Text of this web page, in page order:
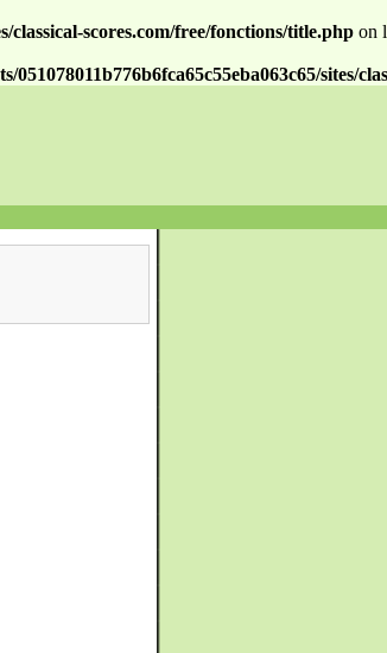
classical-scores.com/free/fonctions/title.php on
051078011b776b6fca65c55eba063c65/sites/